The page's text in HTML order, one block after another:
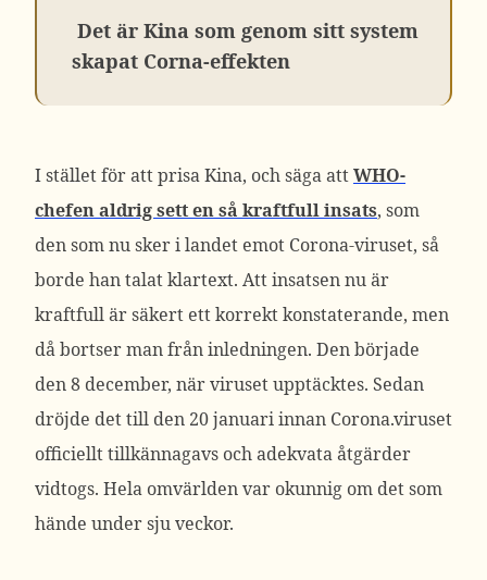
Det är Kina som genom sitt system
skapat Corna-effekten
I stället för att prisa Kina, och säga attWHO-
chefen aldrig sett en så kraftfull insats, som
den som nu sker i landet emot Corona-viruset, så
borde han talat klartext. Att insatsen nu är
kraftfull är säkert ett korrekt konstaterande, men
då bortser man från inledningen. Den började
den 8 december, när viruset upptäcktes. Sedan
dröjde det till den 20 januari innan Corona.viruset
officiellt tillkännagavs och adekvata åtgärder
vidtogs. Hela omvärlden var okunnig om det som
hände under sju veckor.